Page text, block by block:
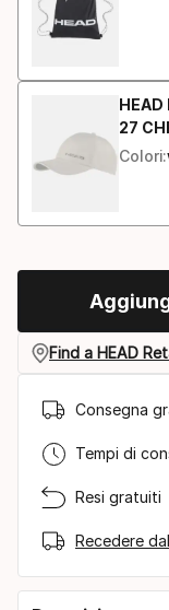
27
Colori:
Find a HEAD
Consegna
Tempi di
Resi gratuiti
Recedere